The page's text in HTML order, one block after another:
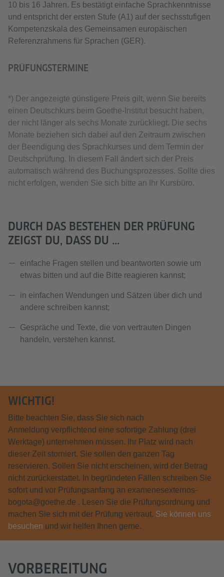
10 bis 16 Jahren. Es bestätigt einfache Sprachkenntnisse
und entspricht der ersten Stufe (A1) auf der sechsstufigen
Kompetenzskala des Gemeinsamen europäischen
Referenzrahmens für Sprachen (GER).
PRÜFUNGSTERMINE
*) Der angezeigte günstigere Preis gilt, wenn Sie bereits
einen Deutschkurs beim Goethe-Institut besucht haben,
der nicht länger als sechs Monate zurückliegt. Die sechs
Monate beziehen sich dabei auf den Zeitraum zwischen
der Beendigung des Sprachkurses und dem Termin der
Deutschprüfung. In diesem Fall ändert sich der Preis
automatisch während des Buchungsprozesses. Sollte dies
nicht erfolgen, wenden Sie sich bitte an Ihr Kursbüro.
DURCH DAS BESTEHEN DER PRÜFUNG
ZEIGST DU, DASS DU ...
einfache Fragen stellen und beantworten sowie um
etwas bitten und auf die Bitte reagieren kannst;
in einfachen Wendungen und Sätzen über dich und
andere schreiben kannst;
Gespräche und Texte, die von vertrauten Dingen
handeln, verstehen kannst.
WICHTIG!
Bitte beachten Sie, dass Sie sich nach
Anmeldung verpflichtend eine sofortige Zahlung (drei
Werktage) unternehmen müssen. Ihr Platz wird nach
dieser Zeit storniert. Sie sollen den ganzen Tag
reservieren. Sollen Sie nicht erscheinen, wird der Betrag
nicht zurückerstattet. In begründeten Fällen schreiben Sie
sofort und vor Prüfungsanfang an examenesexternos-
bogota@goethe.de . Lesen Sie die Prüfungsordnung und
machen Sie sich mit der Prüfung vertraut. Sie können uns
besuchen und wir helfen Ihnen gerne.
VORBEREITUNG